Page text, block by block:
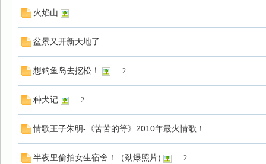
火焰山
盆景又开新天地了
想钓鱼岛去挖松！ ... 2
种犬记 ... 2
情歌王子朱明-《苦苦的等》2010年最火情歌！
半夜里偷拍女生宿舍！（劲爆照片) ... 2